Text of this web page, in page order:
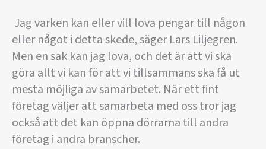
 Jag varken kan eller vill lova pengar till någon
eller något i detta skede, säger Lars Liljegren.
Men en sak kan jag lova, och det är att vi ska
göra allt vi kan för att vi tillsammans ska få ut
mesta möjliga av samarbetet. När ett fint
företag väljer att samarbeta med oss tror jag
också att det kan öppna dörrarna till andra
företag i andra branscher.